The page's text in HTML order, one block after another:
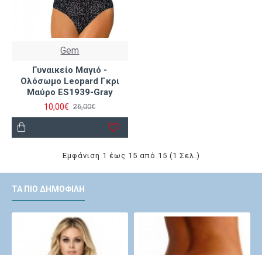
Gem
Γυναικείο Μαγιό -
Ολόσωμο Leopard Γκρι
Μαύρο ES1939-Gray
10,00€ 26,00€
Εμφάνιση 1 έως 15 από 15 (1 Σελ.)
ΤΑ ΠΙΟ ΔΗΜΟΦΙΛΉ